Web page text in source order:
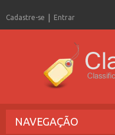
Cadastre-se Entrar
NAVEGAÇÃO